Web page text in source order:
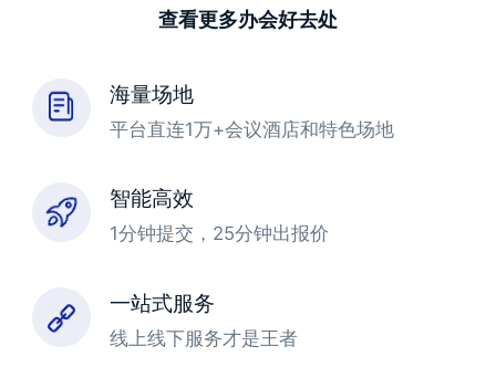
查看更多办会好去处
海量场地
平台直连1万+会议酒店和特色场地
智能高效
1分钟提交，25分钟出报价
一站式服务
线上线下服务才是王者